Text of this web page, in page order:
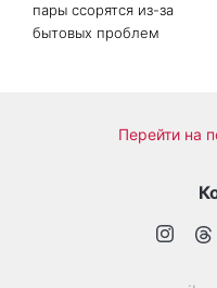
пары ссорятся из-за
бытовых проблем
Перейти на